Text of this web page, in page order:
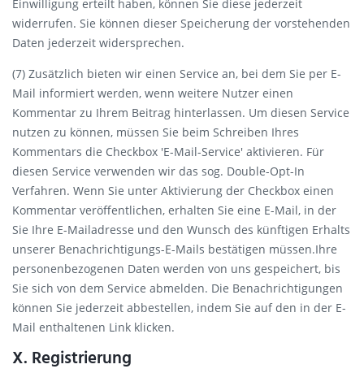
Einwilligung erteilt haben, können Sie diese jederzeit
widerrufen. Sie können dieser Speicherung der vorstehenden
Daten jederzeit widersprechen.
(7) Zusätzlich bieten wir einen Service an, bei dem Sie per E-
Mail informiert werden, wenn weitere Nutzer einen
Kommentar zu Ihrem Beitrag hinterlassen. Um diesen Service
nutzen zu können, müssen Sie beim Schreiben Ihres
Kommentars die Checkbox 'E-Mail-Service' aktivieren. Für
diesen Service verwenden wir das sog. Double-Opt-In
Verfahren. Wenn Sie unter Aktivierung der Checkbox einen
Kommentar veröffentlichen, erhalten Sie eine E-Mail, in der
Sie Ihre E-Mailadresse und den Wunsch des künftigen Erhalts
unserer Benachrichtigungs-E-Mails bestätigen müssen.Ihre
personenbezogenen Daten werden von uns gespeichert, bis
Sie sich von dem Service abmelden. Die Benachrichtigungen
können Sie jederzeit abbestellen, indem Sie auf den in der E-
Mail enthaltenen Link klicken.
X. Registrierung